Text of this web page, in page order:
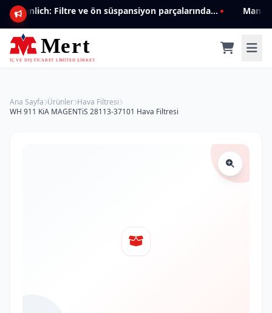
Mannlich: Filtre ve ön süspansiyon parçalarında genişleyen ürün yelpazesiyle kalite ve güven.
Ana Sayfa Ürünler Hava Filtresi
WH 911 KiA MAGENTiS 28113-37101 Hava Filtresi